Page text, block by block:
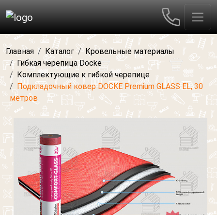
Главная Каталог
Кровельные материалы
Гибкая черепица Dӧcke
Комплектующие к гибкой черепице
Подкладочный ковер DÖCKE Premium GLASS EL, 30
метров